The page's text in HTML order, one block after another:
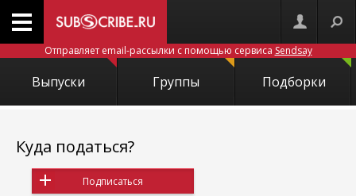
Отправляет email-рассылки с помощью сервиса Sendsay
Выпуски Группы Подборки
Куда податься?
Подписаться